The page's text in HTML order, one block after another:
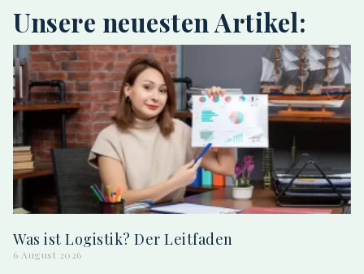
Unsere neuesten Artikel:
Was ist Logistik? Der Leitfaden
6 August 2026